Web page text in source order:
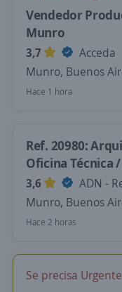
Vendedor
Munro
3,7
Acceda
Munro, Buenos
Hace 1 hora
Ref. 20980:
Oficina Técnica
3,6
ADN -
Munro, Buenos
Hace 2 horas
Se precisa Urgente